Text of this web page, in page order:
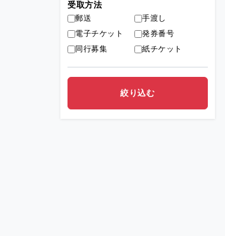
受取方法
郵送
手渡し
電子チケット
発券番号
同行募集
紙チケット